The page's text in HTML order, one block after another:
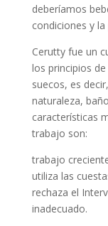
deberíamos
condiciones y
Cerutty fue un
los principios de
suecos, es
naturaleza,
características
trabajo son:
trabajo
utiliza las
rechaza el
inadecuado.